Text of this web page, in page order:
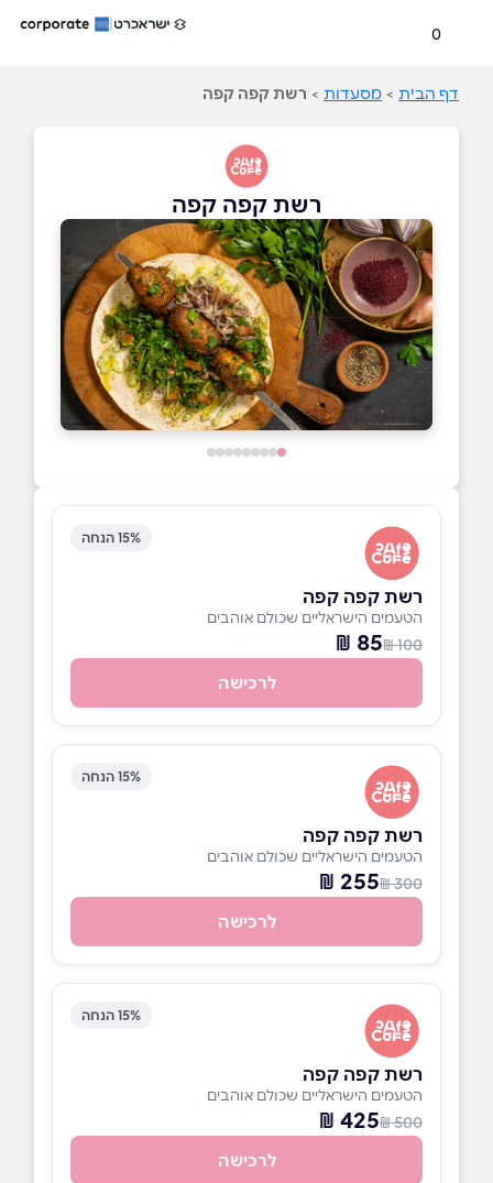
0
דף הבית > מסעדות > רשת קפה קפה
רשת קפה קפה
15% הנחה
רשת קפה קפה
הטעמים הישראליים שכולם אוהבים
100 ₪
85 ₪
לרכישה
15% הנחה
רשת קפה קפה
הטעמים הישראליים שכולם אוהבים
300 ₪
255 ₪
לרכישה
15% הנחה
רשת קפה קפה
הטעמים הישראליים שכולם אוהבים
500 ₪
425 ₪
לרכישה